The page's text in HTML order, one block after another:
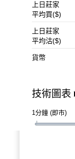
上日莊家
平均買($)
上日莊家
平均沽($)
貨幣
技術圖表
1分鐘 (即市)